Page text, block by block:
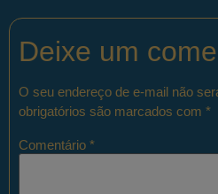
Deixe um
O seu endereço de e-mail não
obrigatórios são marcados com *
Comentário *